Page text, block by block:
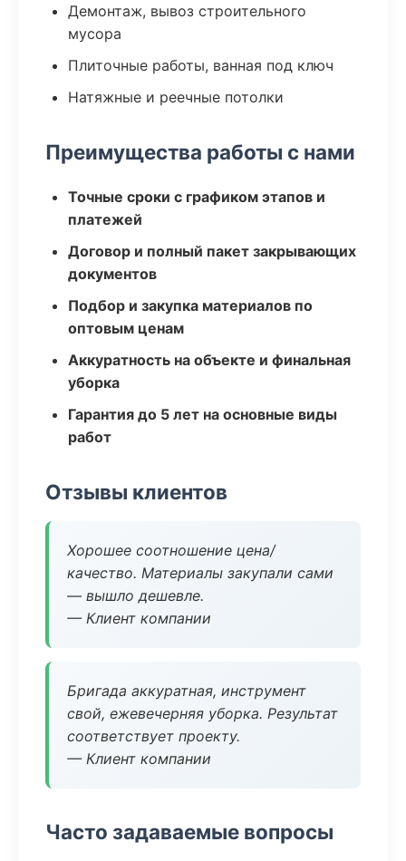
Демонтаж, вывоз строительного
мусора
Плиточные работы, ванная под ключ
Натяжные и реечные потолки
Преимущества работы с нами
Точные сроки с графиком этапов и
платежей
Договор и полный пакет закрывающих
документов
Подбор и закупка материалов по
оптовым ценам
Аккуратность на объекте и финальная
уборка
Гарантия до 5 лет на основные виды
работ
Отзывы клиентов
Хорошее соотношение цена/
качество. Материалы закупали сами
— вышло дешевле.
— Клиент компании
Бригада аккуратная, инструмент
свой, ежевечерняя уборка. Результат
соответствует проекту.
— Клиент компании
Часто задаваемые вопросы